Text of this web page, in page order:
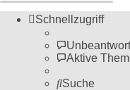
Schnellzugriff
Aktive
Suche